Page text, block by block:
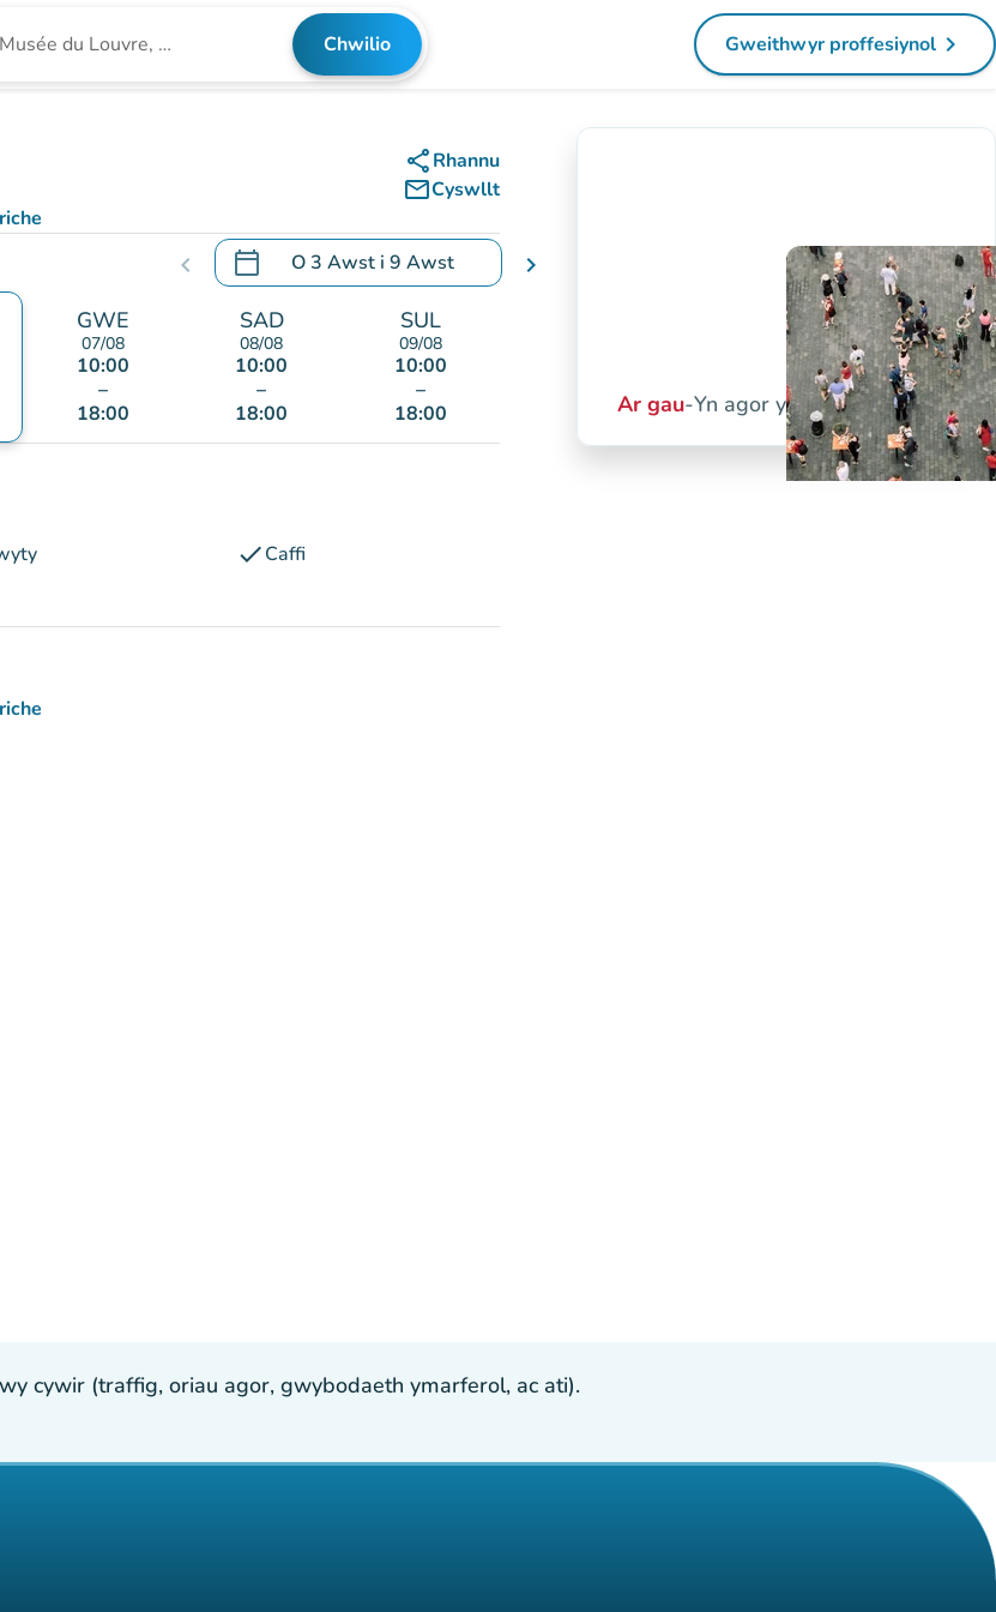
am sefydliad Chwilio Gweithwyr proffesiynol navigate_next
(tab newydd)
shareRhannu
mail_outlineCyswllt
chevron_left calendar_today O3 Awst i 9 Awst
.Agor y calendr i newid dyddiadau chevron_right
GWE
07/08
10:00
–
18:00
SAD
08/08
10:00
–
18:00
SUL
09/08
10:00
–
18:00
checkCaffi
Ar gau-Yn agor yfory am 10:00 yb
cywir (traffig, oriau agor, gwybodaeth ymarferol, ac ati).